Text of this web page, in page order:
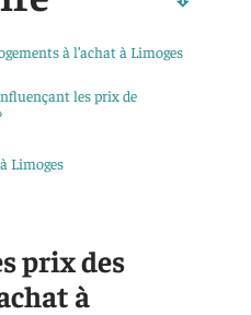
à l’achat à Limoges
les prix de
Limoges
prix des
à